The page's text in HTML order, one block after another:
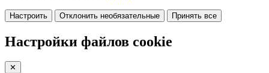
Настроить Отклонить необязательные Принять все
Настройки файлов cookie
✕